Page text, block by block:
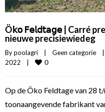
Ö𝗄𝗈 𝖥𝖾𝗅𝖽𝗍𝖺𝗀𝖾 | Carré
nieuwe precisiewiedeg
By poolagri | Geen categorie |
2022 | 0
Op de Öko Feldtage van 28
toonaangevende fabrikant